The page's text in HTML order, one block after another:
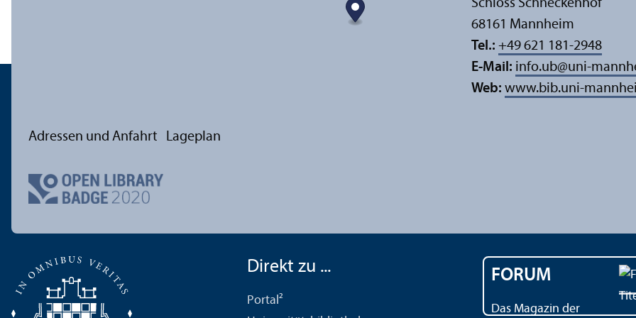
Schloss Schneckenhof
68161 Mannheim
Tel.: +49 621 181-2948
E-Mail: info.ub@uni-
Web: www.bib.uni-
Adressen und Anfahrt Lageplan
Direkt zu ...
Portal²
FORUM
Das Magazin der